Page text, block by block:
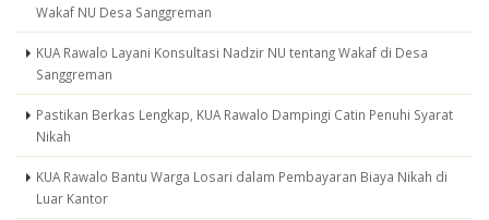
Wakaf NU Desa Sanggreman
KUA Rawalo Layani Konsultasi Nadzir NU tentang Wakaf di Desa
Sanggreman
Pastikan Berkas Lengkap, KUA Rawalo Dampingi Catin Penuhi Syarat
Nikah
KUA Rawalo Bantu Warga Losari dalam Pembayaran Biaya Nikah di
Luar Kantor